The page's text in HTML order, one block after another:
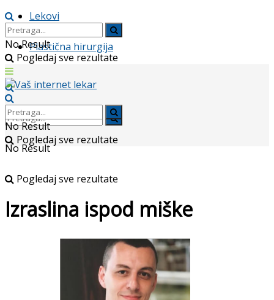
Lekovi
Plastična hirurgija
No Result
Pogledaj sve rezultate
No Result
Pogledaj sve rezultate
No Result
Pogledaj sve rezultate
Izraslina ispod miške